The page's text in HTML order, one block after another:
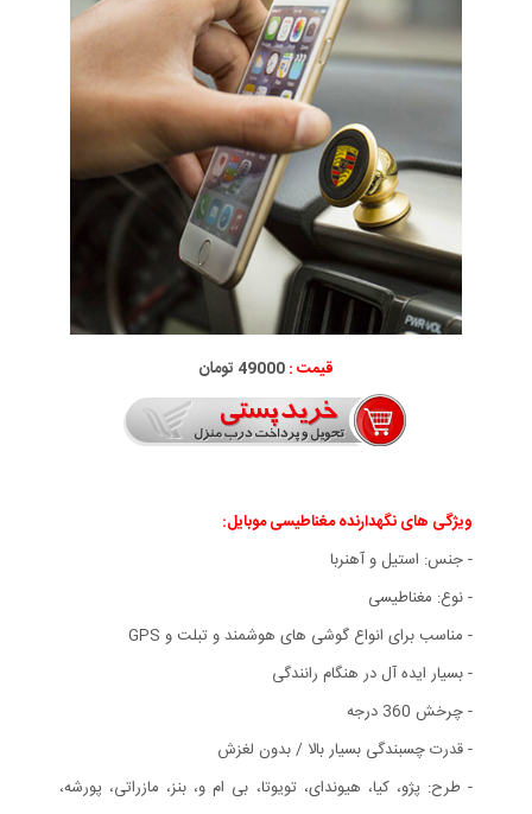
قیمت :49000 تومان
ویژگی های نگهدارنده مغناطیسی موبایل:
- جنس: استیل و آهنربا
- نوع: مغناطیسی
- مناسب برای انواع گوشی های هوشمند و تبلت و GPS
- بسیار ایده آل در هنگام رانندگی
- چرخش 360 درجه
- قدرت چسبندگی بسیار بالا / بدون لغزش
- طرح: پژو، کیا، هیوندای، تویوتا، بی ام و، بنز، مازراتی، پورشه،